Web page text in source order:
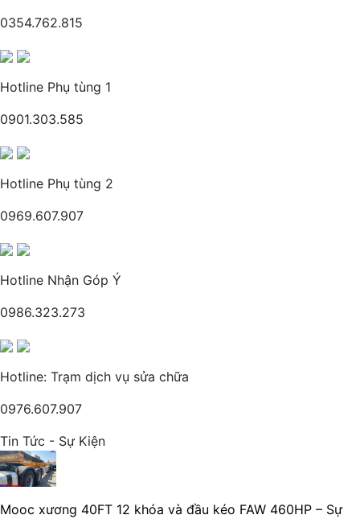
0354.762.815
Hotline Phụ tùng 1
0901.303.585
Hotline Phụ tùng 2
0969.607.907
Hotline Nhận Góp Ý
0986.323.273
Hotline: Trạm dịch vụ sửa chữa
0976.607.907
Tin Tức - Sự Kiện
Mooc xương 40FT 12 khóa và đầu kéo FAW 460HP – Sự